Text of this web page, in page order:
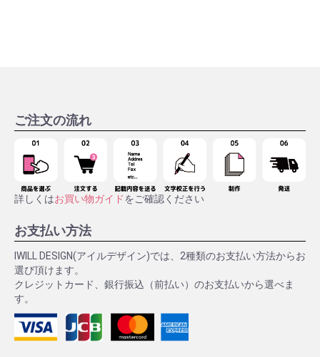
ご注文の流れ
詳しくはお買い物ガイドをご確認ください
お支払い方法
IWILL DESIGN(アイルデザイン)では、2種類のお支払い方法からお
選び頂けます。
クレジットカード、銀行振込（前払い）のお支払いから選べま
す。